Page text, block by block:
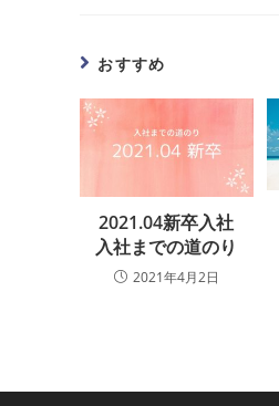
おすすめ
2021.04新卒入社
入社までの道のり
2021年4月2日